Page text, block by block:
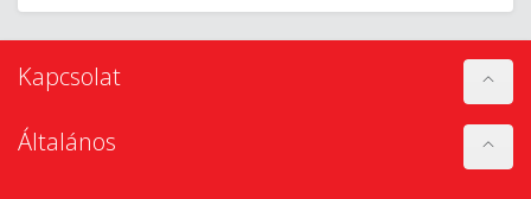
Kapcsolat
Általános